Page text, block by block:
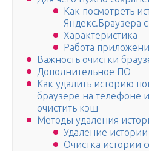
Как посмотреть
Яндекс.Браузера
Характеристика
Работа
Важность очистки
Дополнительное ПО
Как удалить историю
браузере на телефоне
очистить кэш
Методы удаления
Удаление
Очистка истории